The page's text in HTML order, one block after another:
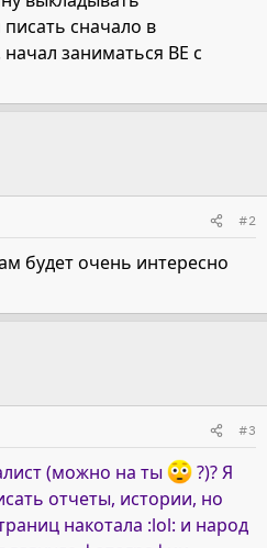
сначало в
заниматься ВЕ с
#2
будет очень интересно
#3
(можно на ты
?)? Я
отчеты, истории, но
накотала :lol: и народ